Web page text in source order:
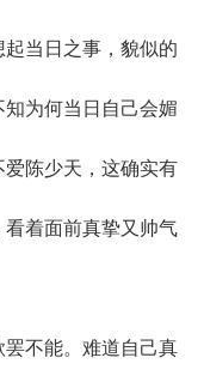
当日之事，貌似的
为何当日自己会媚
陈少天，这确实有
着面前真挚又帅气
不能。难道自己真